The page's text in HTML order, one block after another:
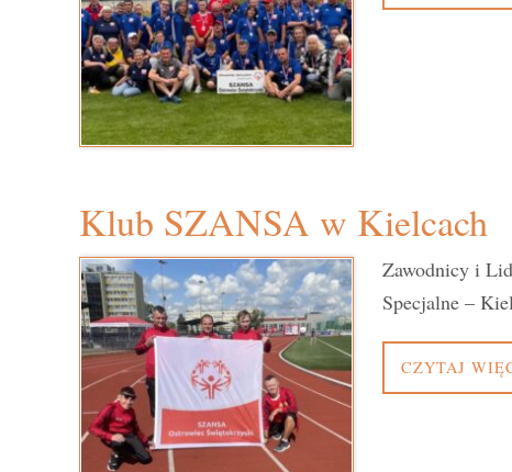
Klub SZANSA w Kielcach
Zawodnicy i
Specjalne –
CZYTAJ